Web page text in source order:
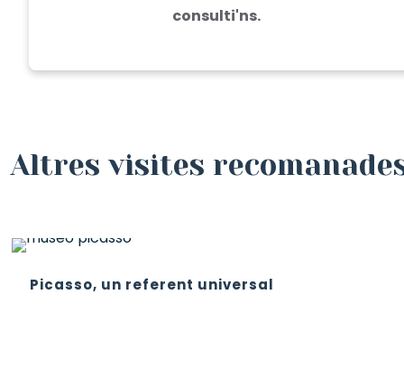
consulti'ns.
Altres visites
Picasso, un referent universal